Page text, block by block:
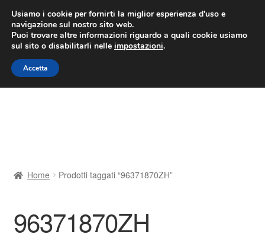
CONSEGNA da 7 EUR
Lun-Ven 9:00 - 16:00/800 580 290
Vai
alla
navigazione
Vai
al
contenuto
Contatto
Home Prodotti taggati “96371870ZH”
96371870ZH
Usiamo i cookie per fornirti la miglior esperienza d'uso e
navigazione sul nostro sito web.
Puoi trovare altre informazioni riguardo a quali cookie usiamo
sul sito o disabilitarli nelle impostazioni.
Accetta